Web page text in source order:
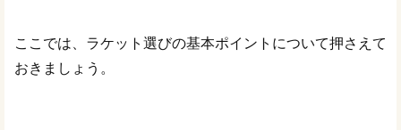
ここでは、ラケット選びの基本ポイントについて押さえて
おきましょう。